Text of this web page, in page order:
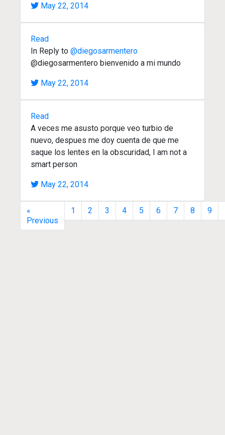
May 22, 2014
Read
In Reply to @diegosarmentero
@diegosarmentero bienvenido a mi mundo
May 22, 2014
Read
A veces me asusto porque veo turbio de
nuevo, despues me doy cuenta de que me
saque los lentes en la obscuridad, I am not a
smart person
May 22, 2014
«
Previous
1 2 3 4 5 6 7 8 9